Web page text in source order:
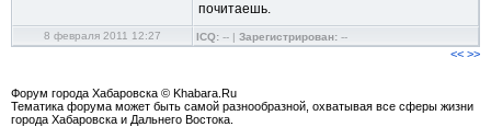
почитаешь.
8 февраля 2011 12:27 ICQ: -- | Зарегистрирован: --
<< >>
Форум города Хабаровска © Khabara.Ru
Тематика форума может быть самой разнообразной, охватывая все сферы жизни
города Хабаровска и Дальнего Востока.